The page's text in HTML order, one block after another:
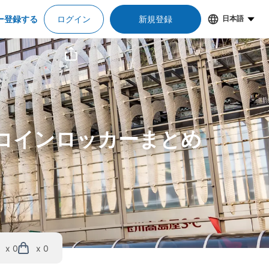
登録する ログイン 新規登録 日本語
インロッカーまとめ
x 0 x 0